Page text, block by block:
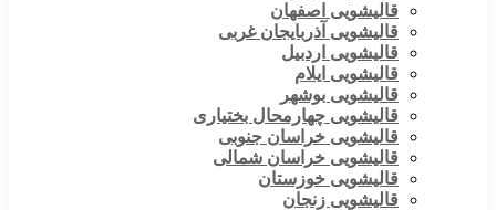
قالیشویی اصفهان
قالیشویی آذربایجان غربی
قالیشویی اردبیل
قالیشویی ایلام
قالیشویی بوشهر
قالیشویی چهارمحال بختیاری
قالیشویی خراسان جنوبی
قالیشویی خراسان شمالی
قالیشویی خوزستان
قالیشویی زنجان